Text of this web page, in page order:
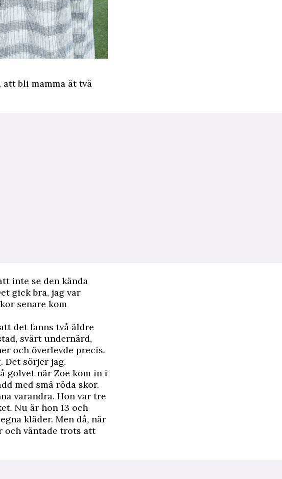
bli mamma åt två
inte se den kända
gick bra, jag var
senare kom
det fanns två äldre
svårt undernärd,
och överlevde precis.
Det sörjer jag.
golvet när Zoe kom in i
med små röda skor.
varandra. Hon var tre
Nu är hon 13 och
kläder. Men då, när
och väntade trots att